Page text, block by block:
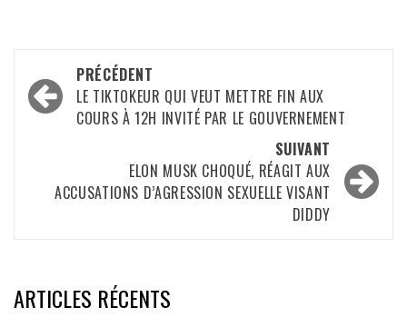
Navigation
d’article
PRÉCÉDENT
LE TIKTOKEUR QUI VEUT METTRE FIN AUX
COURS À 12H INVITÉ PAR LE GOUVERNEMENT
SUIVANT
ELON MUSK CHOQUÉ, RÉAGIT AUX
ACCUSATIONS D’AGRESSION SEXUELLE VISANT
DIDDY
ARTICLES RÉCENTS